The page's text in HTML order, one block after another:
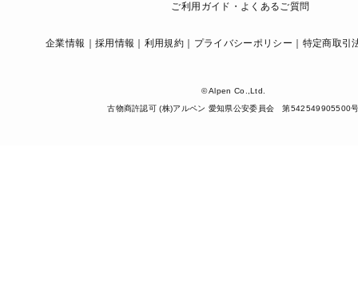
ご利用ガイド・よくあるご質問
企業情報 採用情報 利用規約 プライバシーポリシー 特定商取引
© Alpen Co.,Ltd.
古物商許認可 (株)アルペン 愛知県公安委員会 第542549905500